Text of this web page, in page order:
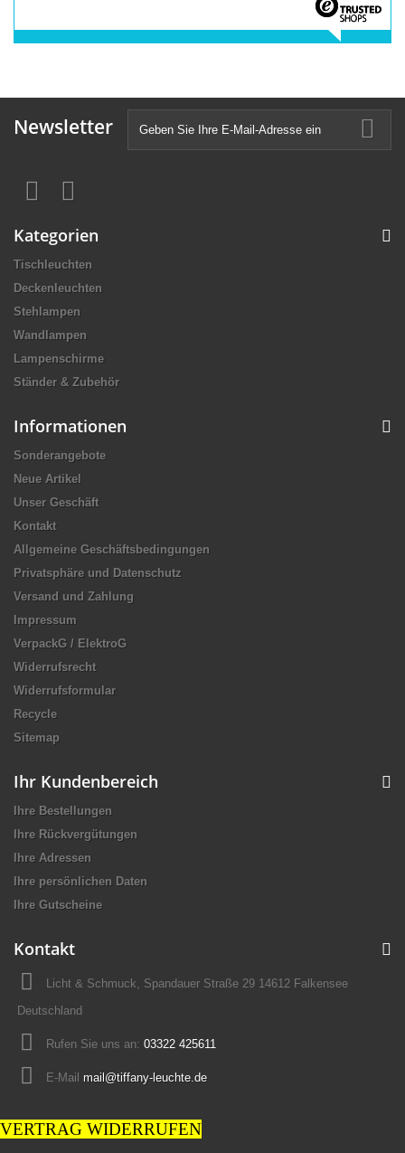
Newsletter
Kategorien
Tischleuchten
Deckenleuchten
Stehlampen
Wandlampen
Lampenschirme
Ständer & Zubehör
Informationen
Sonderangebote
Neue Artikel
Unser Geschäft
Kontakt
Allgemeine Geschäftsbedingungen
Privatsphäre und Datenschutz
Versand und Zahlung
Impressum
VerpackG / ElektroG
Widerrufsrecht
Widerrufsformular
Recycle
Sitemap
Ihr Kundenbereich
Ihre Bestellungen
Ihre Rückvergütungen
Ihre Adressen
Ihre persönlichen Daten
Ihre Gutscheine
Kontakt
Licht & Schmuck, Spandauer Straße 29 14612 Falkensee
Deutschland
Rufen Sie uns an: 03322 425611
E-Mail mail@tiffany-leuchte.de
VERTRAG WIDERRUFEN